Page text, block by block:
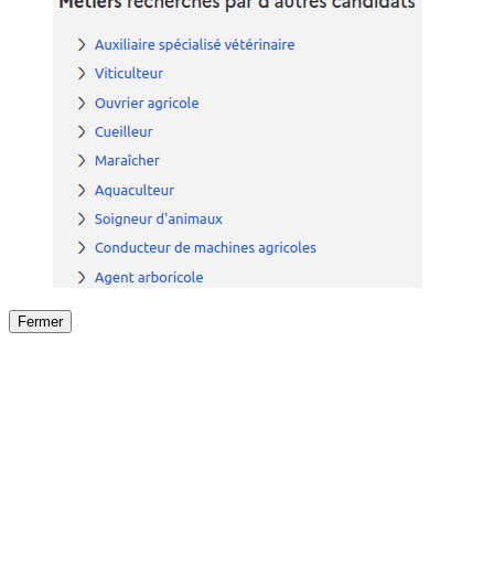
Fermer